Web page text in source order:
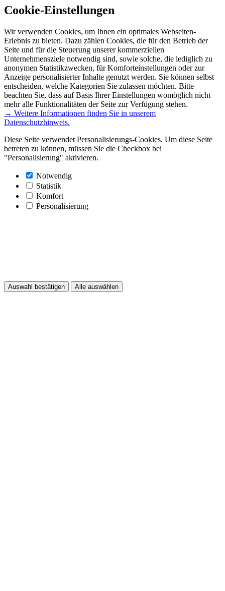
Cookie-Einstellungen
Wir verwenden Cookies, um Ihnen ein optimales Webseiten-
Erlebnis zu bieten. Dazu zählen Cookies, die für den Betrieb der
Seite und für die Steuerung unserer kommerziellen
Unternehmensziele notwendig sind, sowie solche, die lediglich zu
anonymen Statistikzwecken, für Komforteinstellungen oder zur
Anzeige personalisierter Inhalte genutzt werden. Sie können selbst
entscheiden, welche Kategorien Sie zulassen möchten. Bitte
beachten Sie, dass auf Basis Ihrer Einstellungen womöglich nicht
mehr alle Funktionalitäten der Seite zur Verfügung stehen.
→ Weitere Informationen finden Sie in unserem
Datenschutzhinweis.
Diese Seite verwendet Personalisierungs-Cookies. Um diese Seite
betreten zu können, müssen Sie die Checkbox bei
"Personalisierung" aktivieren.
Notwendig
Statistik
Komfort
Personalisierung
Auswahl bestätigen Alle auswählen